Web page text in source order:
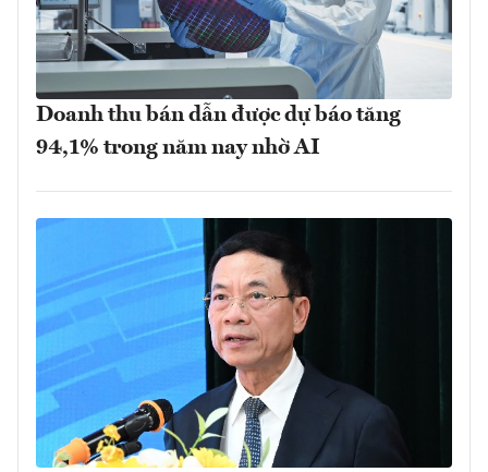
Doanh thu bán dẫn được dự báo tăng
94,1% trong năm nay nhờ AI